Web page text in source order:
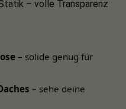
In Kombination
Batteriespeicher
Lösung, die
die Stromrechnung
– volle Transparenz
– solide genug für
– sehe deine